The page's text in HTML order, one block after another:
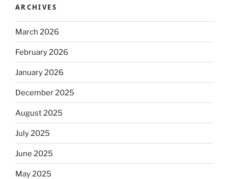
ARCHIVES
March 2026
February 2026
January 2026
December 2025
August 2025
July 2025
June 2025
May 2025